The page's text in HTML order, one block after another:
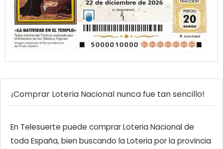
¡Comprar Loteria Nacional nunca fue tan sencillo!
En Telesuerte puede comprar Loteria Nacional de
toda España, bien buscando la Loteria por la provincia